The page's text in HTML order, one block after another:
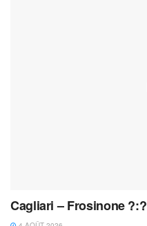
Cagliari – Frosinone ?:?